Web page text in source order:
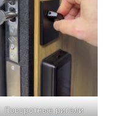
Поворотные ригели